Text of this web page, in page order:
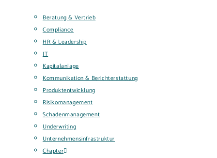
Beratung & Vertrieb
Compliance
HR & Leadership
IT
Kapitalanlage
Kommunikation & Berichterstattung
Produktentwicklung
Risikomanagement
Schadenmanagement
Underwriting
Unternehmensinfrastruktur
Chapter